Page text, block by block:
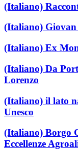
(Italiano)
(Italiano)
(Italiano) Ex
(Italiano) Da
Lorenzo
(Italiano) il lato
Unesco
(Italiano) Borgo
Eccellenze